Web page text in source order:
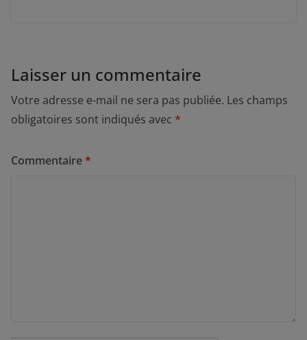
Laisser un commentaire
Votre adresse e-mail ne sera pas publiée. Les champs
obligatoires sont indiqués avec *
Commentaire*